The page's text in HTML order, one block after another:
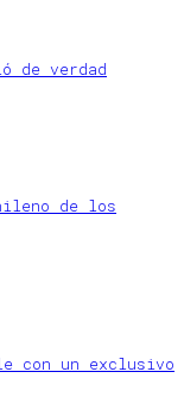
de verdad
de los
con un exclusivo